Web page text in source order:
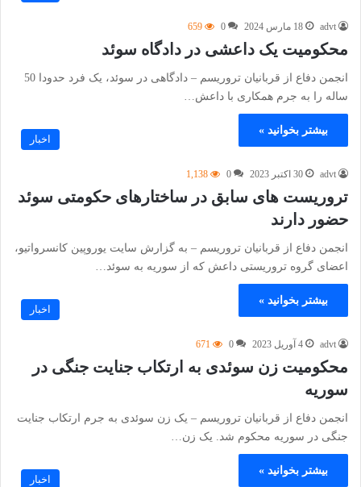
advt 18 مارس 2024 0
659
محکومیت یک داعشی در دادگاه سوئد
انجمن دفاع از قربانیان تروریسم – دادگاهی در سوئد، یک فرد حدودا 50
ساله را به جرم همکاری با داعش…
بیشتر بخوانید »
اخبار
advt 30 اکتبر 2023 0
1,138
تروریست های سابق در ساختارهای حکومتی سوئد
حضور دارند
انجمن دفاع از قربانیان تروریسم – به گزارش سایت یوروپین کانسرواتیو،
اعضای گروه تروریستی داعش که از سوریه به سوئد…
بیشتر بخوانید »
اخبار
advt 4 آوریل 2023 0
671
محکومیت زن سوئدی به ارتکاب جنایت جنگی در
سوریه
انجمن دفاع از قربانیان تروریسم – یک زن سوئدی به جرم ارتکاب جنایت
جنگی در سوریه محکوم شد. یک زن…
بیشتر بخوانید »
اخبار